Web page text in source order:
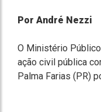
Por André Nezzi
O Ministério
ação civil pública
Palma Farias (PR)